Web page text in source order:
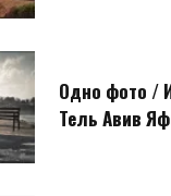
Одно фото /
Тель Авив